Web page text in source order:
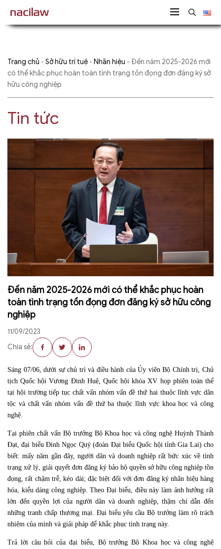
Trang chủ - Sở hữu trí tuệ - Nhãn hiệu - Đến năm 2025-2026 mới
có thể khắc phục hoàn toàn tình trạng tồn đọng đơn đăng ký sở
hữu công nghiệp
Tin tức
Đến năm 2025-2026 mới có thể khắc phục hoàn
toàn tình trạng tồn đọng đơn đăng ký sở hữu công
nghiệp
11/09/2023
Chia sẻ:
Sáng 07/06, dưới sự chủ trì và điều hành của Ủy viên Bộ Chính trị, Chủ
tịch Quốc hội Vương Đinh Huệ, Quốc hội khóa XV họp phiên toàn thể
tại hội trường tiếp tục chất vấn nhóm vấn đề thứ hai thuộc lĩnh vực dân
tộc và chất vấn nhóm vấn đề thứ ba thuộc lĩnh vực khoa học và công
nghệ.
Tại phiên chất vấn Bộ trưởng Bộ Khoa học và công nghệ Huỳnh Thành
Đạt, đại biểu Đinh Ngọc Quý (đoàn Đại biểu Quốc hội tỉnh Gia Lai) cho
biết: mấy năm gần đây, người dân và doanh nghiệp rất bức xúc về tình
trạng xử lý, giải quyết đơn đăng ký bảo hộ quyền sở hữu công nghiệp tồn
đọng, rất chậm trễ, kéo dài; đặc biệt đối với đơn đăng ký nhãn hiệu hàng
hóa, kiểu dáng công nghiệp. Theo Đại biểu, điều này làm ảnh hưởng rất
lớn đến quyền lợi của người dân và doanh nghiệp, thậm chí dẫn đến
những tranh chấp thương mại. Đại biểu yêu cầu Bộ trưởng làm rõ trách
nhiệm của mình và giải pháp để khắc phục tình trạng này.
Trả lời câu hỏi của đại biểu, Bộ trưởng Bộ Khoa học và công nghệ